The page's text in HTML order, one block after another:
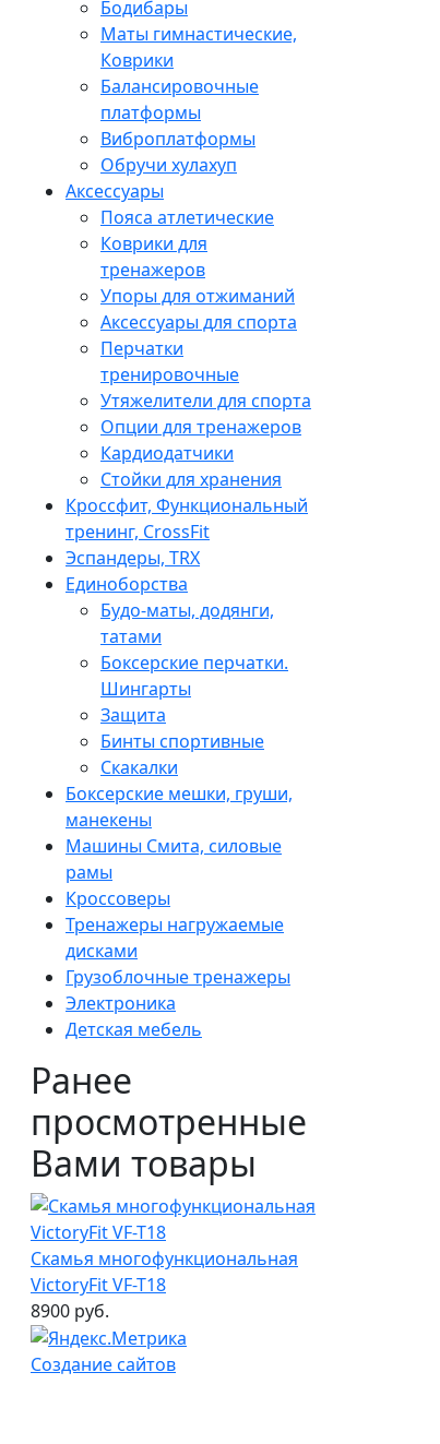
Бодибары
Маты гимнастические,
Коврики
Балансировочные
платформы
Виброплатформы
Обручи хулахуп
Аксессуары
Пояса атлетические
Коврики для
тренажеров
Упоры для отжиманий
Аксессуары для спорта
Перчатки
тренировочные
Утяжелители для спорта
Опции для тренажеров
Кардиодатчики
Стойки для хранения
Кроссфит, Функциональный
тренинг, CrossFit
Эспандеры, TRX
Единоборства
Будо-маты, додянги,
татами
Боксерские перчатки.
Шингарты
Защита
Бинты спортивные
Скакалки
Боксерские мешки, груши,
манекены
Машины Смита, силовые
рамы
Кроссоверы
Тренажеры нагружаемые
дисками
Грузоблочные тренажеры
Электроника
Детская мебель
Ранее
просмотренные
Вами товары
Скамья многофункциональная
VictoryFit VF-T18
8900 руб.
Создание сайтов